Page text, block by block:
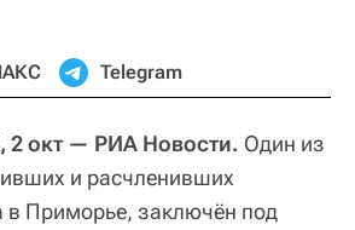
Telegram
окт — РИА Новости. Один из
и расчленивших
в Приморье, заключён под